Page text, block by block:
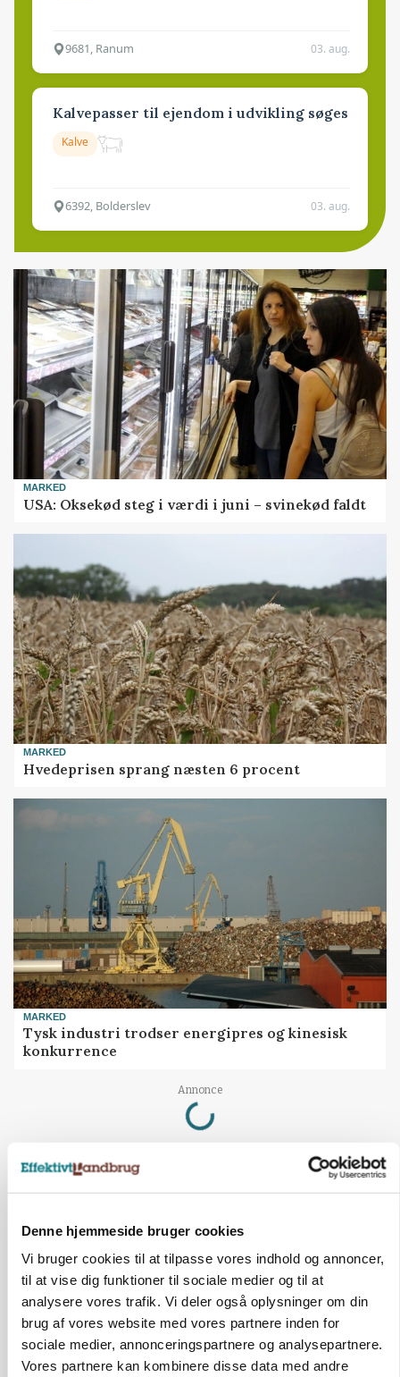
Denne hjemmeside bruger cookies
Vi bruger cookies til at tilpasse vores indhold og annoncer,
til at vise dig funktioner til sociale medier og til at
analysere vores trafik. Vi deler også oplysninger om din
brug af vores website med vores partnere inden for
sociale medier, annonceringspartnere og analysepartnere.
Vores partnere kan kombinere disse data med andre
9681, Ranum 03. aug.
Kalvepasser til ejendom i udvikling søges
Kalve
6392, Bolderslev 03. aug.
MARKED
USA: Oksekød steg i værdi i juni – svinekød faldt
MARKED
Hvedeprisen sprang næsten 6 procent
MARKED
Tysk industri trodser energipres og kinesisk
konkurrence
Annonce
Loading...